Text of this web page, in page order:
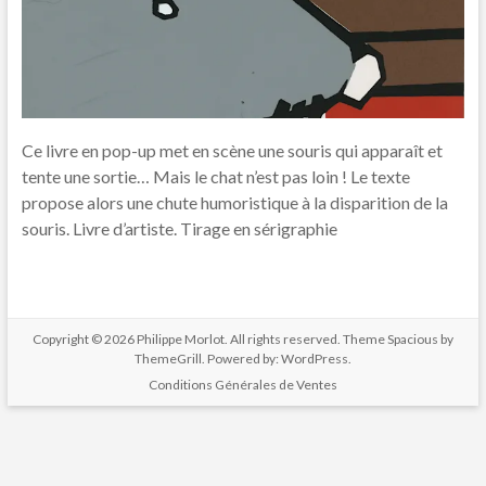
Ce livre en pop-up met en scène une souris qui apparaît et
tente une sortie… Mais le chat n’est pas loin ! Le texte
propose alors une chute humoristique à la disparition de la
souris. Livre d’artiste. Tirage en sérigraphie
Copyright © 2026 Philippe Morlot. All rights reserved. ThemeSpacious by
ThemeGrill. Powered by: WordPress.
Conditions Générales de Ventes